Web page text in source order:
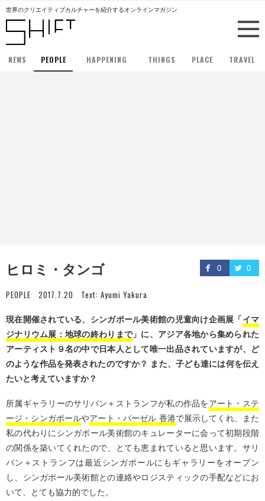
世界のクリエイティブカルチャーを紹介するオンラインマガジン
NEWS PEOPLE HAPPENING THINGS PLACE TRAVEL
0 0
ヒロミ・タンゴ
PEOPLE 2017.7.20 Text: Ayumi Yakura
現在開催されている、シンガポール美術館の児童向け企画展「イマ
ジナリウム展：地球の終わりまで」に、アジア各地から集められた
アーティスト９名の中で日本人として唯一出品されていますが、ど
のような作品を発表されたのですか？ また、子ども達には何を伝え
たいと考えていますか？
所属ギャラリーのサリバン＋ストランフが私の作品をアート・ステ
ージ・シンガポールやアート・バーゼル 香港で展示してくれ、また
私の代わりにシンガポール美術館のキュレーターに会って初期段階
の関係を築いてくれたので、とても恵まれていると思います。サリ
バン＋ストランフは最近シンガポールにもギャラリーをオープン
し、シンガポール美術館との連絡やロジスティックの手配などにお
いて、とても協力的でした。